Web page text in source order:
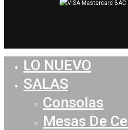
LO NUEVO
SALAS
Consolas
Mesas De